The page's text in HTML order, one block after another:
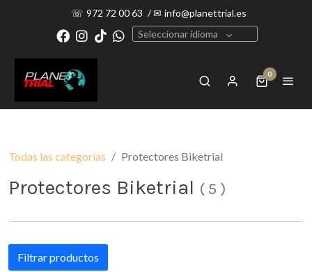
☏ 972 72 00 63 /✉ info@planettrial.es
Seleccionar idioma
0
Todas las categorías Protectores Biketrial
Protectores Biketrial ( 5 )
Filtrar productos